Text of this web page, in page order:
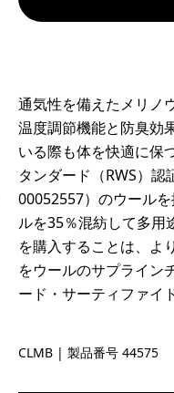
通気性を備えたメリノ
温度調節機能と防臭効
いる際も体を快適に保
タンダード（RWS）
00052557）のウール
ルを35％混紡して多用
を購入することは、よ
をウールのサプライン
ード・サーティファイ
Clement Blue
CLMB | 製品番号 44575